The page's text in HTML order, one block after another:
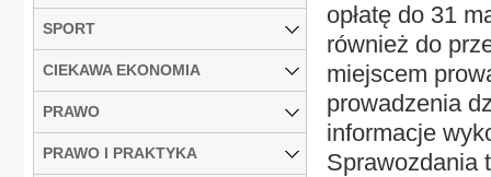
opłatę do 31
również do
miejscem
prowadzenia
informacje
Sprawozdania
SPORT
CIEKAWA EKONOMIA
PRAWO
PRAWO I PRAKTYKA